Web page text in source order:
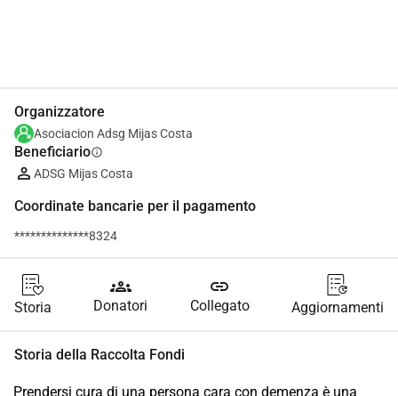
Organizzatore
Asociacion Adsg Mijas Costa
Beneficiarioinfo
ADSG Mijas Costa
Coordinate bancarie per il pagamento
**************8324
Storia
groups
Donatori
link
Collegato Aggiornamenti
Storia della Raccolta Fondi
Prendersi cura di una persona cara con demenza è una